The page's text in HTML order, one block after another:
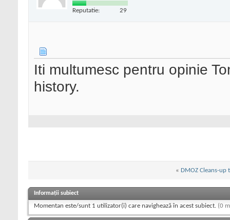
Reputatie: 29
Iti multumesc pentru opinie
history.
« DMOZ Cleans-up
Informații subiect
Momentan este/sunt 1 utilizator(i) care navighează în acest subiect. (0